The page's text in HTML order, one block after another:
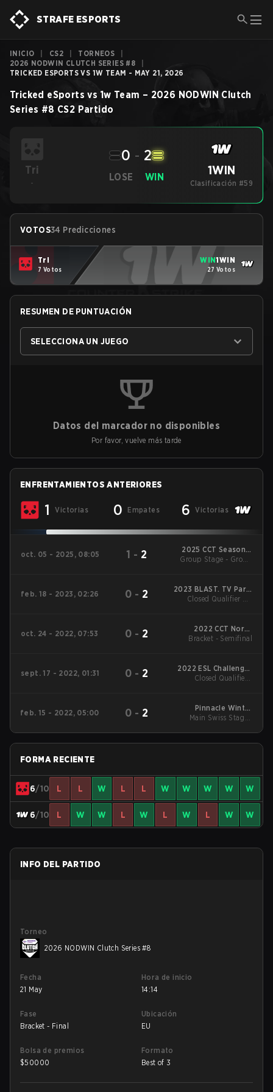
STRAFE ESPORTS
INICIO CS2 TORNEOS
2026 NODWIN CLUTCH SERIES #8
TRICKED ESPORTS VS 1W TEAM - MAY 21, 2026
Tricked eSports vs 1w Team – 2026 NODWIN Clutch
Series #8 CS2 Partido
Tri
-
LOSE
0 - 2
WIN 1WIN
Clasificación #59
VOTOS34 Predicciones
Tri
7 Votos
WIN1WIN
27 Votos
RESUMEN DE PUNTUACIÓN
SELECCIONA UN JUEGO
Datos del marcador no disponibles
Por favor, vuelve más tarde
ENFRENTAMIENTOS ANTERIORES
1 Victorias 0 Empates 6 Victorias
oct. 05 - 2025, 08:05 1 - 2
2025 CCT Season 3
European Series #8
Group Stage - Group
feb. 18 - 2023, 02:26 0 - 2
2023 BLAST. TV Paris
Major 2023: European
Closed Qualifier A -
oct. 24 - 2022, 07:53 0 - 2
2022 CCT North
Europe Series #1
Bracket - Semifinal
sept. 17 - 2022, 01:31 0 - 2
2022 ESL Challenger
at DreamHack
Closed Qualifier -
feb. 15 - 2022, 05:00
0 - 2
Pinnacle Winter
Series #2
Main Swiss Stage -
FORMA RECIENTE
6/10 L L W L L W W W W W
6/10 L W W L W L W L W W
INFO DEL PARTIDO
Torneo
2026 NODWIN Clutch Series #8
Fecha
21 May
Hora de inicio
14:14
Fase
Bracket - Final
Ubicación
EU
Bolsa de premios
$50000
Formato
Best of 3